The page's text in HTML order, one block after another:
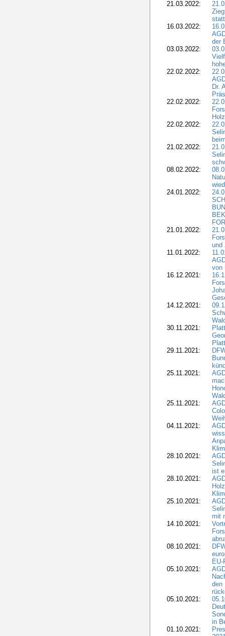
21.03.2022:
16.03.2022:
der
03.03.2022:
22.02.2022:
Dr.
22.02.2022:
22.02.2022:
21.02.2022:
08.02.2022:
24.01.2022:
21.01.2022:
und
11.01.2022:
von
16.12.2021:
14.12.2021:
30.11.2021:
29.11.2021:
25.11.2021:
25.11.2021:
04.11.2021:
28.10.2021:
ist
28.10.2021:
25.10.2021:
mit
14.10.2021:
08.10.2021:
05.10.2021:
den
05.10.2021:
in
01.10.2021: